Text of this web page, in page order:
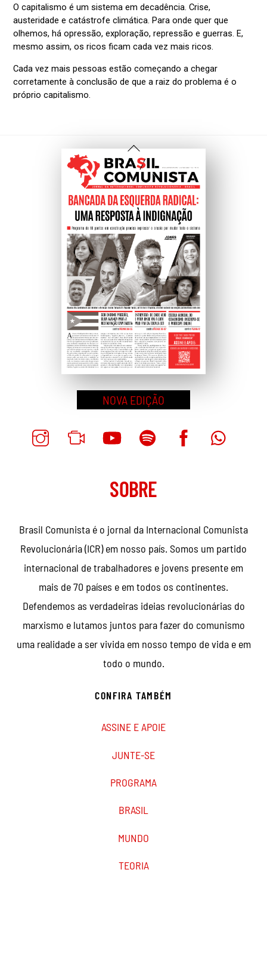
Voltar
Ao
Topo
NOVA EDIÇÃO
SOBRE
Brasil Comunista é o jornal da Internacional Comunista
Revolucionária (ICR) em nosso país. Somos um partido
internacional de trabalhadores e jovens presente em
mais de 70 países e em todos os continentes.
Defendemos as verdadeiras ideias revolucionárias do
marxismo e lutamos juntos para fazer do comunismo
uma realidade a ser vivida em nosso tempo de vida e em
todo o mundo.
CONFIRA TAMBÉM
ASSINE E APOIE
JUNTE-SE
PROGRAMA
BRASIL
MUNDO
TEORIA